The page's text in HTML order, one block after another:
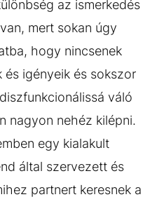
az ismerkedés
mert sokan úgy
hogy nincsenek
és igényeik és sokszor
váló
nagyon nehéz kilépni.
egy kialakult
által szervezett és
partnert keresnek a